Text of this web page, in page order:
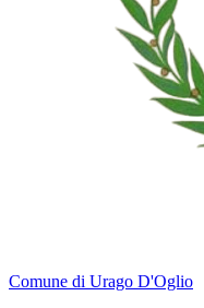
Comune di Urago D'Oglio